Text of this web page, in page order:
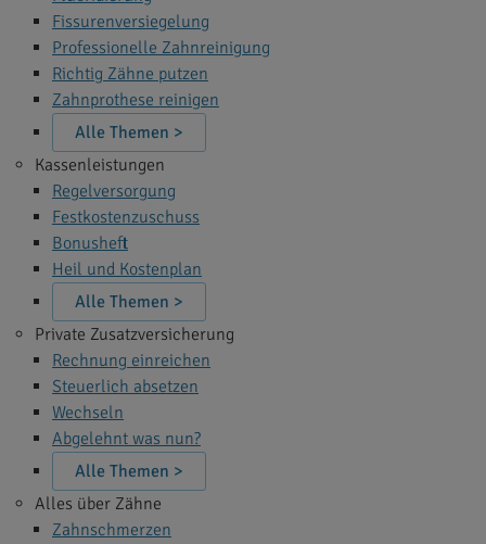
Fissurenversiegelung
Professionelle Zahnreinigung
Richtig Zähne putzen
Zahnprothese reinigen
Alle Themen >
Kassenleistungen
Regelversorgung
Festkostenzuschuss
Bonusheft
Heil und Kostenplan
Alle Themen >
Private Zusatzversicherung
Rechnung einreichen
Steuerlich absetzen
Wechseln
Abgelehnt was nun?
Alle Themen >
Alles über Zähne
Zahnschmerzen